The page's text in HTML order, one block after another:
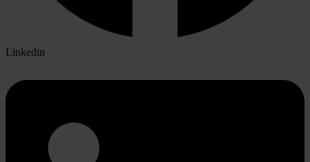
Linkedin